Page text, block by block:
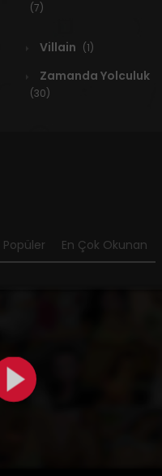
(7)
Villain (1)
Zamanda Yolculuk
(30)
Popüler En Çok Okunan